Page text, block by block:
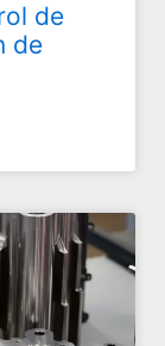
de
de